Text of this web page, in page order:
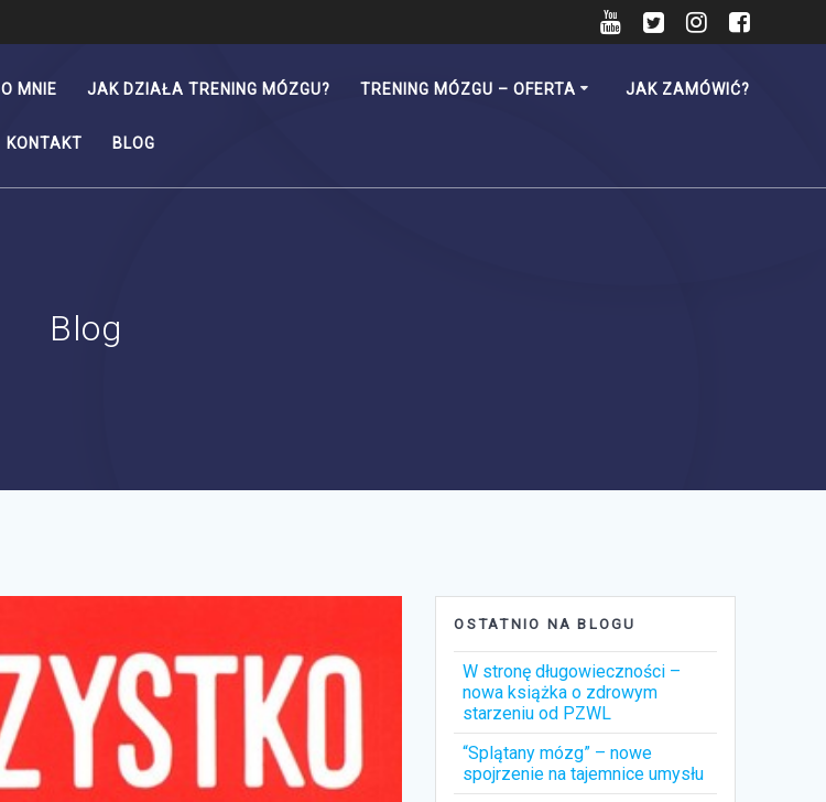
O MNIE JAK DZIAŁA TRENING MÓZGU? TRENING MÓZGU – OFERTA JAK ZAMÓWIĆ?
KONTAKT BLOG
Blog
OSTATNIO NA BLOGU
W stronę długowieczności –
nowa książka o zdrowym
starzeniu od PZWL
“Splątany mózg” – nowe
spojrzenie na tajemnice umysłu